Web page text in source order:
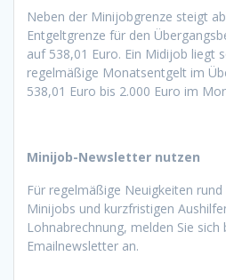
Neben der Minijobgrenze steigt
Entgeltgrenze für den
auf 538,01 Euro. Ein Midijob liegt
regelmäßige Monatsentgelt im
538,01 Euro bis 2.000 Euro im
Minijob-Newsletter nutzen
Für regelmäßige Neuigkeiten
Minijobs und kurzfristigen
Lohnabrechnung, melden Sie
Emailnewsletter an.